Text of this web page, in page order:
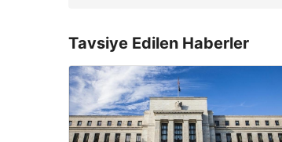
Tavsiye Edilen Haberler